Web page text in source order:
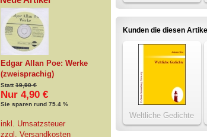
Edgar Allan Poe: Werke
(zweisprachig)
Statt19,90 €
Nur 4,90 €
Sie sparen rund 75.4 %
inkl. Umsatzsteuer
zzgl. Versandkosten
Goldelse
Kunden die diesen
Weltliche Gedichte